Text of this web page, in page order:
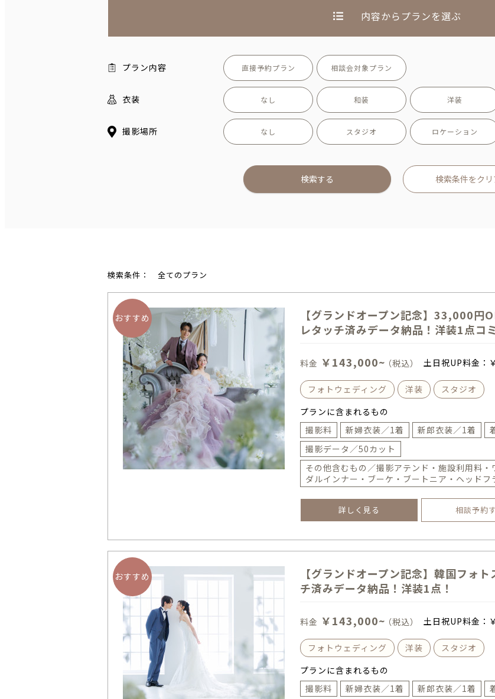
内容からプランを選ぶ
プラン内容 直接予約プラン 相談会対象プラン
衣装 なし 和装 洋装
撮影場所 なし スタジオ ロケーション
検索する 検索条件をクリ
検索条件： 全てのプラン
【グランドオープン記念】33,000円
レタッチ済みデータ納品！洋装1点コ
料金 ￥143,000~（税込） 土日祝UP料金：
フォトウェディング 洋装
スタジオ
プランに含まれるもの
撮影料
新婦衣装／1着 新郎衣装／1着
撮影データ／50カット
その他含むもの／撮影アテンド・施設利用料
ダルインナー・ブーケ・ブートニア・ヘッド
詳しく見る 相談予約
【グランドオープン記念】韓国フォ
チ済みデータ納品！洋装1点！
料金 ￥143,000~（税込） 土日祝UP料金：
フォトウェディング 洋装
スタジオ
プランに含まれるもの
撮影料
新婦衣装／1着 新郎衣装／1着